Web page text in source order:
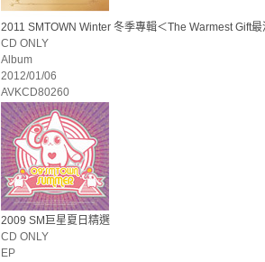
2011 SMTOWN Winter 冬季專輯＜The Warmest Gift
CD ONLY
Album
2012/01/06
AVKCD80260
2009 SM巨星夏日精選
CD ONLY
EP